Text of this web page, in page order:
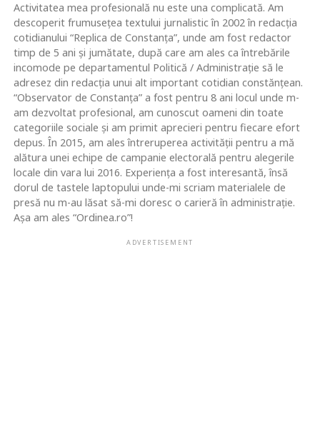
Activitatea mea profesională nu este una complicată. Am
descoperit frumusețea textului jurnalistic în 2002 în redacția
cotidianului “Replica de Constanța”, unde am fost redactor
timp de 5 ani și jumătate, după care am ales ca întrebările
incomode pe departamentul Politică / Administrație să le
adresez din redacția unui alt important cotidian constănțean.
“Observator de Constanța” a fost pentru 8 ani locul unde m-
am dezvoltat profesional, am cunoscut oameni din toate
categoriile sociale și am primit aprecieri pentru fiecare efort
depus. În 2015, am ales întreruperea activității pentru a mă
alătura unei echipe de campanie electorală pentru alegerile
locale din vara lui 2016. Experiența a fost interesantă, însă
dorul de tastele laptopului unde-mi scriam materialele de
presă nu m-au lăsat să-mi doresc o carieră în administrație.
Așa am ales “Ordinea.ro”!
ADVERTISEMENT